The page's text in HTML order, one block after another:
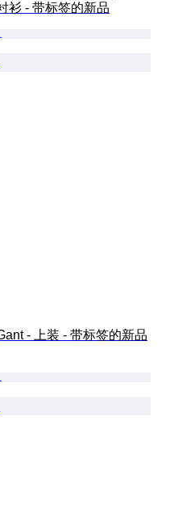
衫 - 带标签的新品
- 上装 - 带标签的新品